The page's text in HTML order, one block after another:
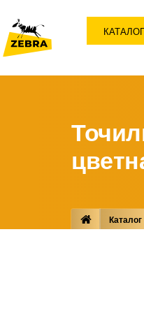
КАТАЛОГ
Каталог